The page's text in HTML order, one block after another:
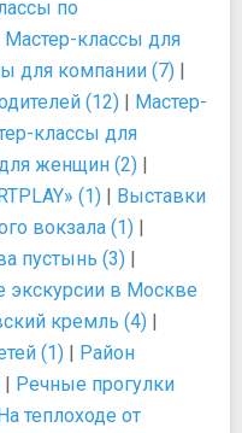
по
Мастер-классы для
для компании (7) |
(12) | Мастер-
классы для
женщин (2) |
(1) | Выставки
вокзала (1) |
пустынь (3) |
экскурсии в Москве
кремль (4) |
(1) | Район
| Речные прогулки
теплоходе от